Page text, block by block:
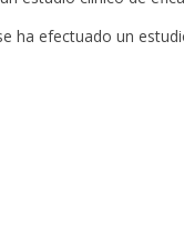
ha efectuado un